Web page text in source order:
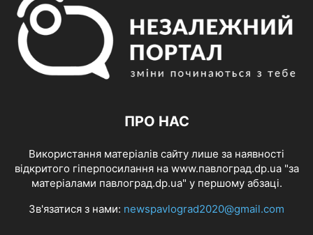
ПРО НАС
Використання матеріалів сайту лише за наявності
відкритого гіперпосилання на www.павлоград.dp.ua "за
матеріалами павлоград.dp.ua" у першому абзаці.
Зв'язатися з нами: newspavlograd2020@gmail.com